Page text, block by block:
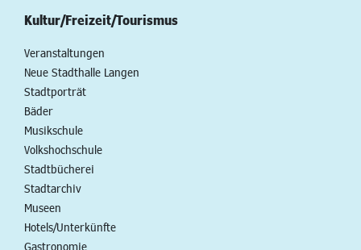
Kultur/Freizeit/Tourismus
Veranstaltungen
Neue Stadthalle Langen
Stadtporträt
Bäder
Musikschule
Volkshochschule
Stadtbücherei
Stadtarchiv
Museen
Hotels/Unterkünfte
Gastronomie